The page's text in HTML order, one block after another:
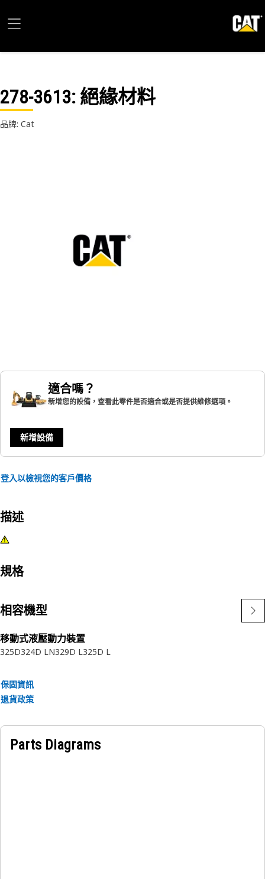
278-3613: 絕緣材料
品牌: Cat
適合嗎？
新增您的設備，查看此零件是否適合或是否提供維修選項。
新增設備
登入以檢視您的客戶價格
描述
規格
相容機型
移動式液壓動力裝置
325D324D LN329D L325D L
保固資訊
退貨政策
Parts Diagrams